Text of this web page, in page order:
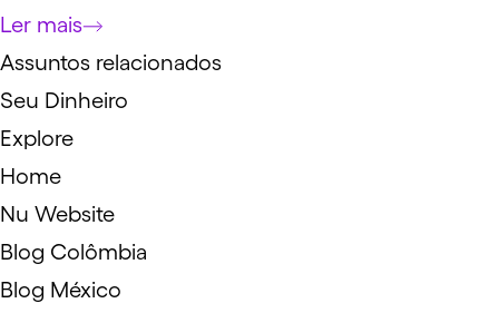
Ler mais
Assuntos relacionados
Seu Dinheiro
Explore
Home
Nu Website
Blog Colômbia
Blog México